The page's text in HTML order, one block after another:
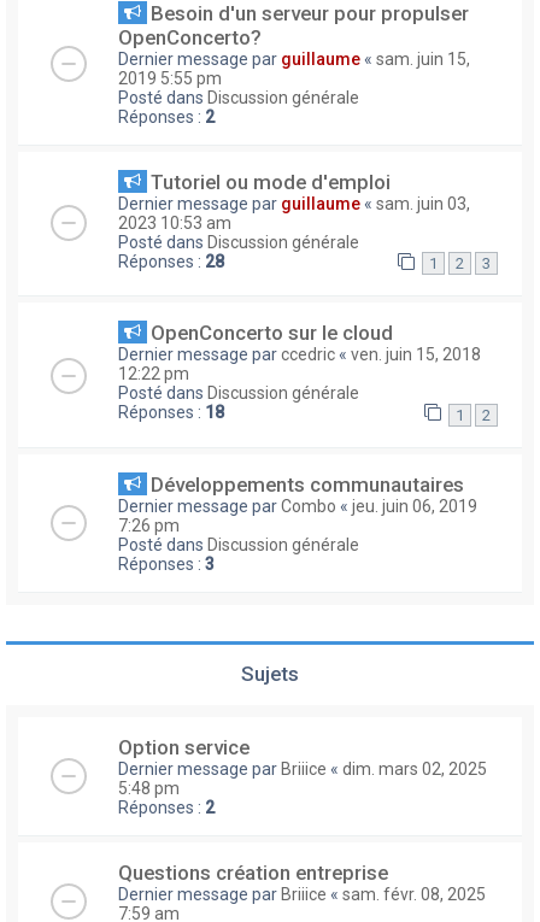
Besoin d'un serveur pour propulser
OpenConcerto?
Dernier message par guillaume « sam. juin 15,
2019 5:55 pm
Posté dans Discussion générale
Réponses : 2
Tutoriel ou mode d'emploi
Dernier message par guillaume « sam. juin 03,
2023 10:53 am
Posté dans Discussion générale
Réponses : 28 1 2 3
OpenConcerto sur le cloud
Dernier message parccedric « ven. juin 15, 2018
12:22 pm
Posté dans Discussion générale
Réponses : 18 1 2
Développements communautaires
Dernier message parCombo « jeu. juin 06, 2019
7:26 pm
Posté dans Discussion générale
Réponses : 3
Sujets
Option service
Dernier message parBriiice « dim. mars 02, 2025
5:48 pm
Réponses : 2
Questions création entreprise
Dernier message parBriiice « sam. févr. 08, 2025
7:59 am